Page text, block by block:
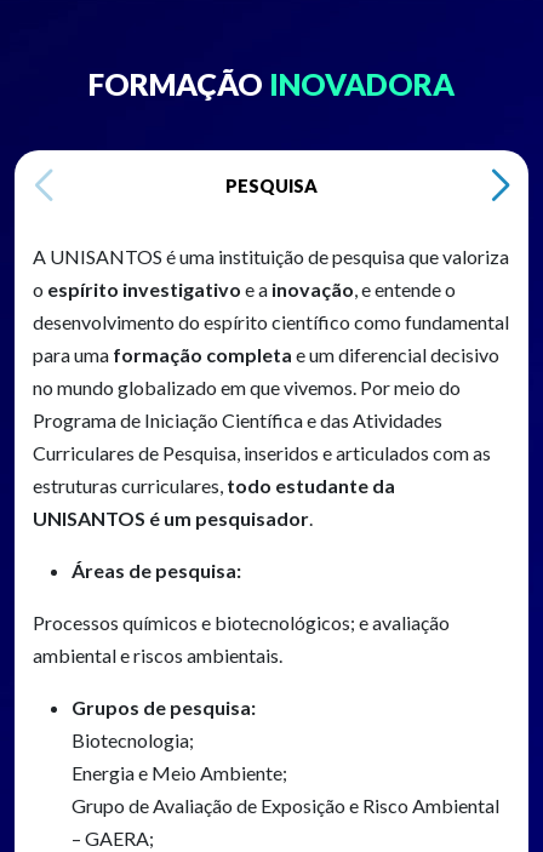
FORMAÇÃO INOVADORA
PESQUISA
A UNISANTOS é uma instituição de pesquisa que valoriza
o espírito investigativo e a inovação, e entende o
desenvolvimento do espírito científico como fundamental
para uma formação completa e um diferencial decisivo
no mundo globalizado em que vivemos. Por meio do
Programa de Iniciação Científica e das Atividades
Curriculares de Pesquisa, inseridos e articulados com as
estruturas curriculares, todo estudante da
UNISANTOS é um pesquisador.
Áreas de pesquisa:
Processos químicos e biotecnológicos; e avaliação
ambiental e riscos ambientais.
Grupos de pesquisa:
Biotecnologia;
Energia e Meio Ambiente;
Grupo de Avaliação de Exposição e Risco Ambiental
– GAERA;